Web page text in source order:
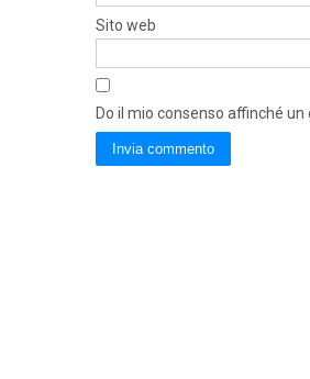
Sito web
Do il mio consenso affinché